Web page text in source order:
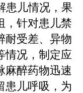
患儿情况，果
，针对患儿禁
耐受差、异物
情况，制定应
麻醉药物迅速
患儿呼吸，为